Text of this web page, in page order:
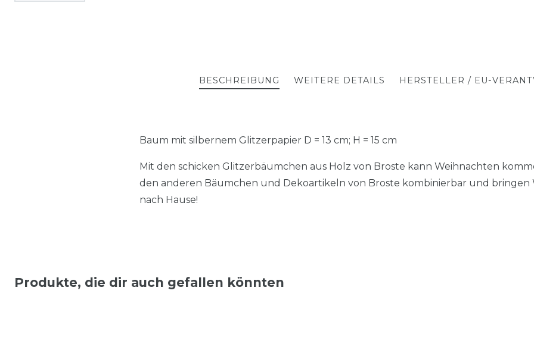
BESCHREIBUNG WEITERE DETAILS HERSTELLER / EU-
Baum mit silbernem Glitzerpapier D = 13 cm; H = 15 cm
Mit den schicken Glitzerbäumchen aus Holz von Broste kann Weihnachten
den anderen Bäumchen und Dekoartikeln von Broste kombinierbar und bringen
nach Hause!
Produkte, die dir auch gefallen könnten